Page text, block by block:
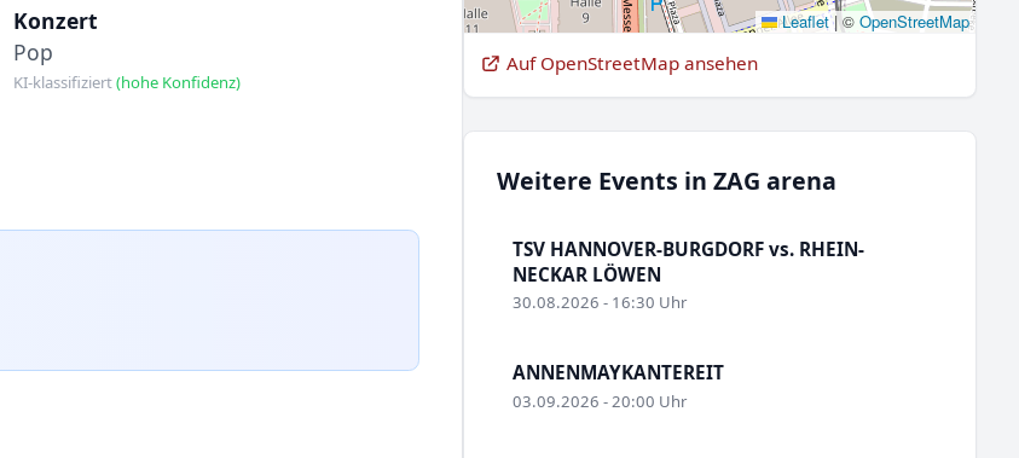
Konzert
Pop
KI-klassifiziert(hohe Konfidenz)
Leaflet | © OpenStreetMap
Auf OpenStreetMap ansehen
Weitere Events in ZAG arena
TSV HANNOVER-BURGDORF vs. RHEIN-
NECKAR LÖWEN
30.08.2026 - 16:30 Uhr
ANNENMAYKANTEREIT
03.09.2026 - 20:00 Uhr